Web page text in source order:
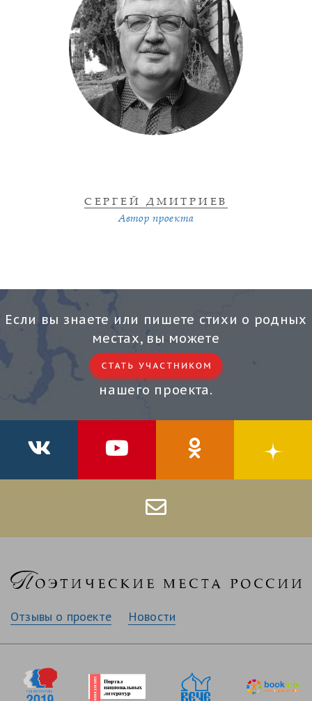
СЕРГЕЙ ДМИТРИЕВ
Автор проекта
Если вы знаете или пишете стихи о родных
местах, вы можете
нашего проекта.
Отзывы о проекте Новости